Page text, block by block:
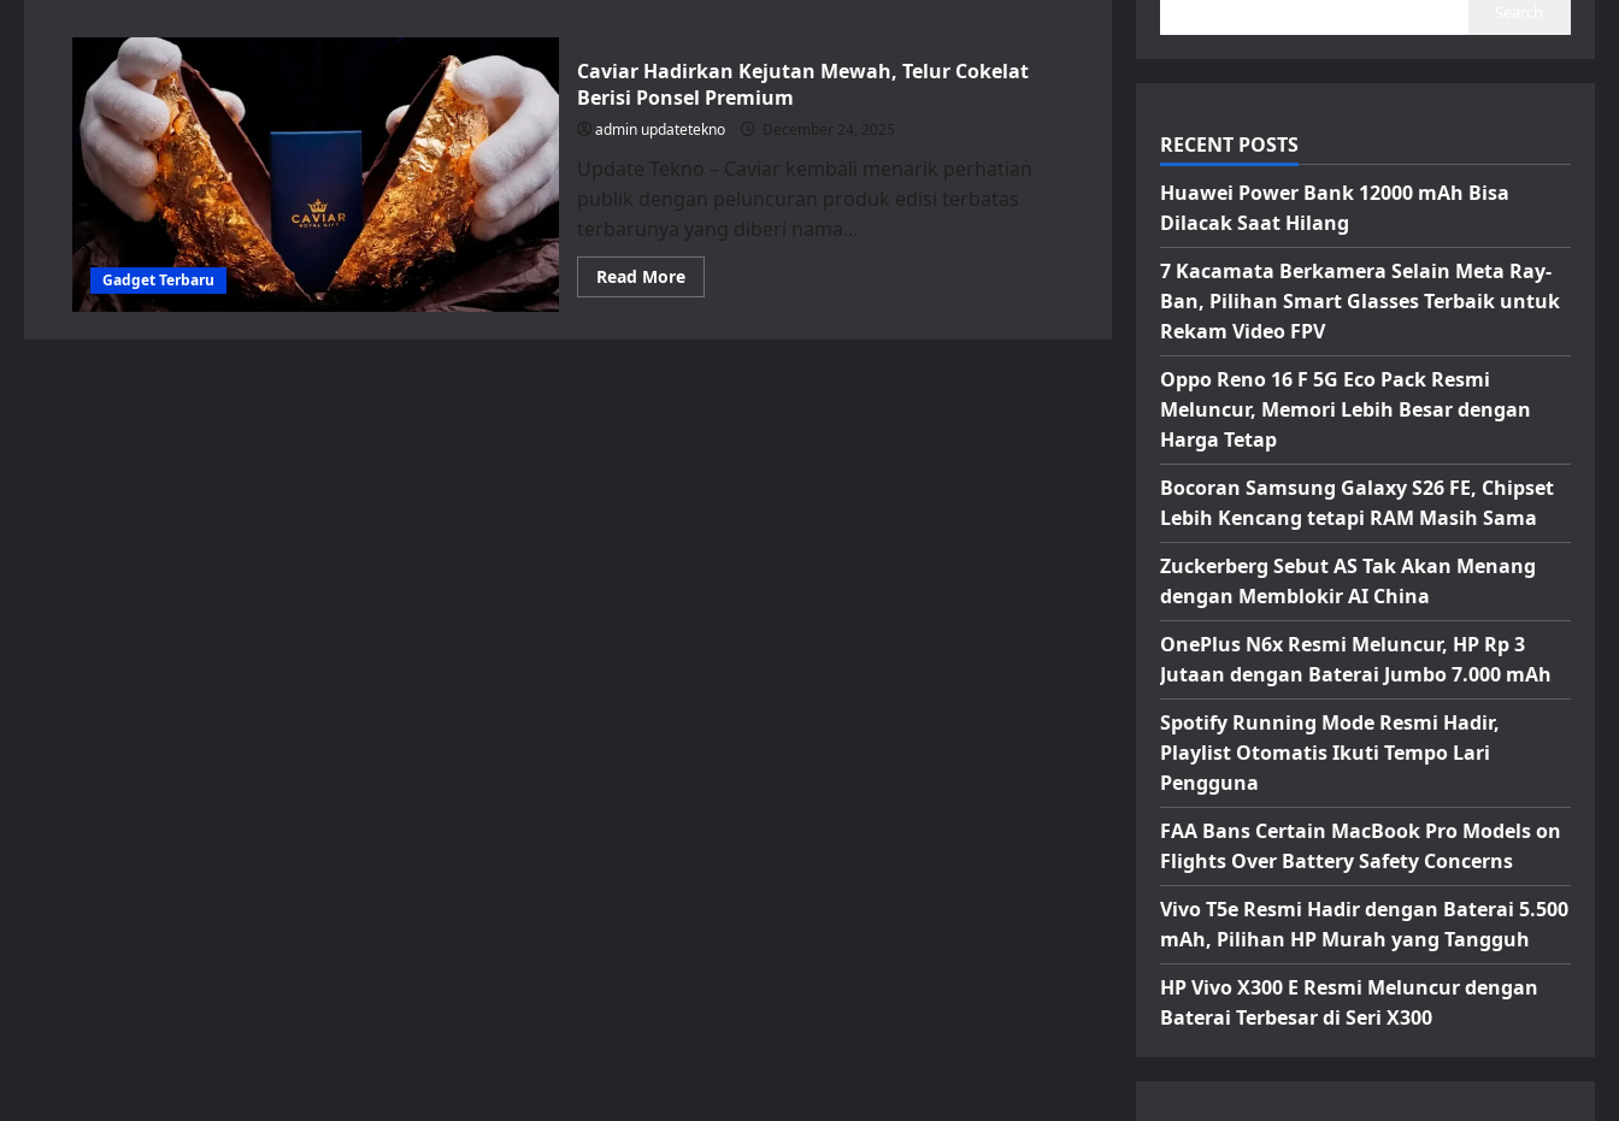
Gadget Terbaru
Caviar Hadirkan Kejutan Mewah, Telur Cokelat
Berisi Ponsel Premium
admin updatetekno December 24, 2025
Update Tekno – Caviar kembali menarik perhatian
publik dengan peluncuran produk edisi terbatas
terbarunya yang diberi nama...
Read MoreRead
more
RECENT POSTS
Huawei Power Bank 12000 mAh Bisa
Dilacak Saat Hilang
7 Kacamata Berkamera Selain Meta Ray-
Ban, Pilihan Smart Glasses Terbaik untuk
Rekam Video FPV
Oppo Reno 16 F 5G Eco Pack Resmi
Meluncur, Memori Lebih Besar dengan
Harga Tetap
Bocoran Samsung Galaxy S26 FE, Chipset
Lebih Kencang tetapi RAM Masih Sama
Zuckerberg Sebut AS Tak Akan Menang
dengan Memblokir AI China
OnePlus N6x Resmi Meluncur, HP Rp 3
Jutaan dengan Baterai Jumbo 7.000 mAh
Spotify Running Mode Resmi Hadir,
Playlist Otomatis Ikuti Tempo Lari
Pengguna
FAA Bans Certain MacBook Pro Models on
Flights Over Battery Safety Concerns
Vivo T5e Resmi Hadir dengan Baterai 5.500
mAh, Pilihan HP Murah yang Tangguh
HP Vivo X300 E Resmi Meluncur dengan
Baterai Terbesar di Seri X300